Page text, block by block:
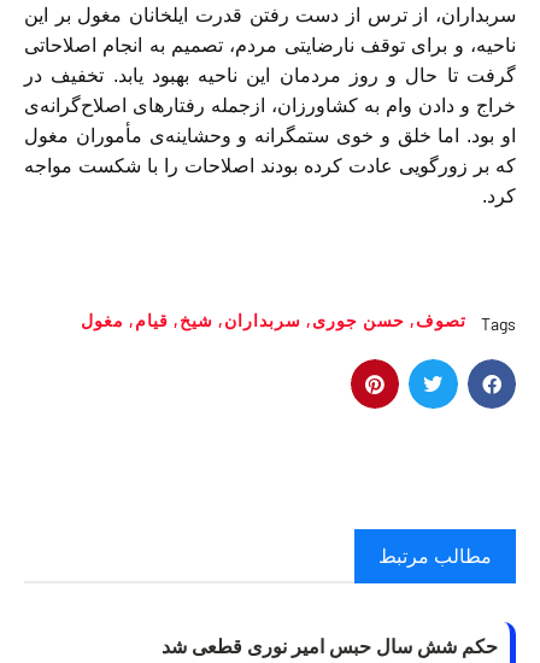
سربداران، از ترس از دست رفتن قدرت ایلخانان مغول بر این
ناحیه، و برای توقف نارضایتی مردم، تصمیم به انجام اصلاحاتی
گرفت تا حال و روز مردمان این ناحیه بهبود یابد. تخفیف در
خراج و دادن وام به کشاورزان، ازجمله رفتارهای اصلاح‌گرانه‌ی
او بود. اما خلق و خوی ستمگرانه و وحشاینه‌ی مأموران مغول
که بر زورگویی عادت کرده بودند اصلاحات را با شکست مواجه
کرد.
Tags تصوف, حسن جوری, سربداران, شیخ, قیام, مغول
مطالب مرتبط
حکم شش سال حبس امیر نوری قطعی شد